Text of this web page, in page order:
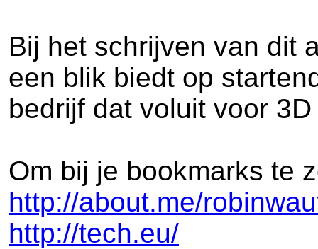
Bij het schrijven van dit
een blik biedt op
bedrijf dat voluit voor
Om bij je bookmarks te
http://about.me/
http://tech.eu/